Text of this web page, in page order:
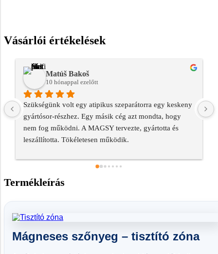
Vásárlói értékelések
Karel Gregor
11 hónappal ezelőtt
Amikor egy új üveghulladék-újrahasznosító sort
építettünk, szükségünk volt egy megoldásra a fém
alkatrészek szétválasztására. Több céget is
megkerestünk, de a MAGSY meggyőzött minket a
személyesen feltérképezett mindent, és kifejezetten a mi
szeparátor hibátlanul működik, és hatalmas költségeket
minket - a rendszeres szervizelés nagyszerűen működik.
Termékleírás
Mágneses szőnyeg – tisztító zóna